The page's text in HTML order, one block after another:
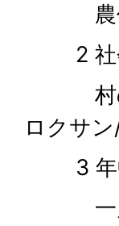
農作
2 社
村の区
ロクサ
3 年
一月/